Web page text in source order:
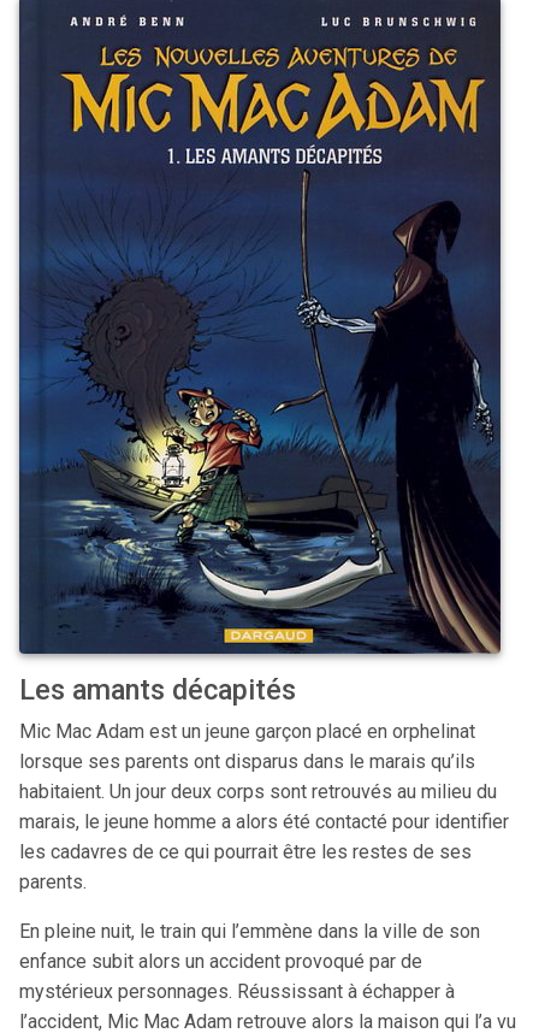
Les amants décapités
Mic Mac Adam est un jeune garçon placé en orphelinat
lorsque ses parents ont disparus dans le marais qu’ils
habitaient. Un jour deux corps sont retrouvés au milieu du
marais, le jeune homme a alors été contacté pour identifier
les cadavres de ce qui pourrait être les restes de ses
parents.
En pleine nuit, le train qui l’emmène dans la ville de son
enfance subit alors un accident provoqué par de
mystérieux personnages. Réussissant à échapper à
l’accident, Mic Mac Adam retrouve alors la maison qui l’a vu